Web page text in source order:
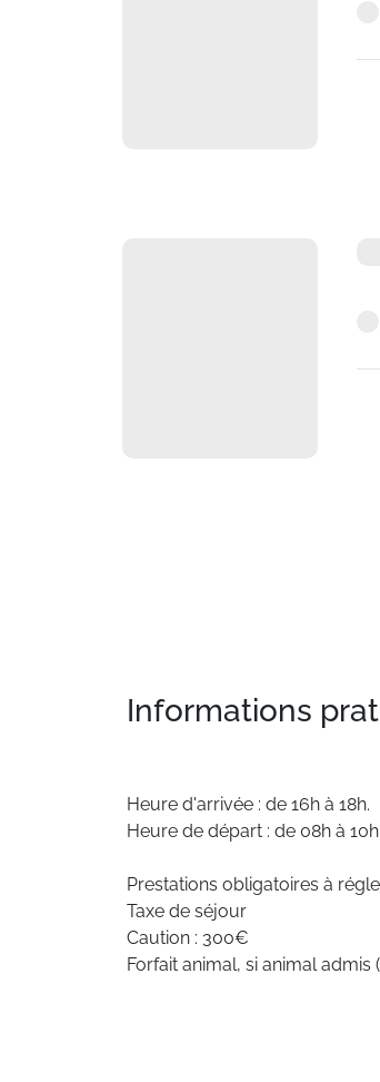
Informations
Heure d'arrivée : de 16h à 18h.
Heure de départ : de 08h à 10h.
Prestations obligatoires à
Taxe de séjour
Caution : 300€
Forfait animal, si animal